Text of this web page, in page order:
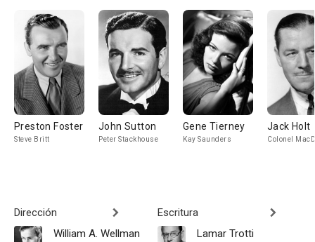
Preston Foster
Steve Britt
John Sutton
Peter Stackhouse
Gene Tierney
Kay Saunders
Jack Holt
Colonel
Dirección
William A. Wellman
Escritura
Lamar Trotti